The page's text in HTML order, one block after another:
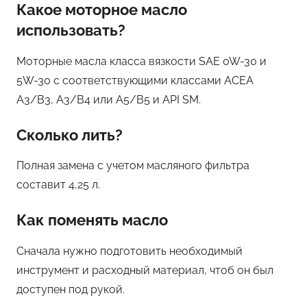
Какое моторное масло
использовать?
Моторные масла класса вязкости SAE 0W-30 и
5W-30 с соответствующими классами ACEA
A3/B3, A3/B4 или A5/B5 и API SM.
Сколько лить?
Полная замена с учетом масляного фильтра
составит 4,25 л.
Как поменять масло
Сначала нужно подготовить необходимый
инструмент и расходный материал, чтоб он был
доступен под рукой.